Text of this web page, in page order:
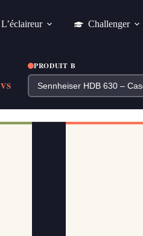
L’éclaireur Challenger
VS
PRODUIT B